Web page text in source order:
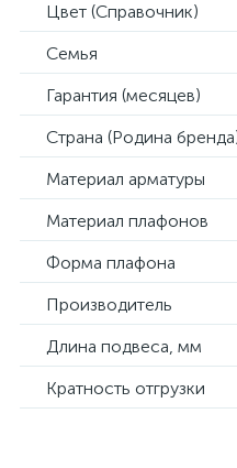
Цвет (Справочник)
Семья
Гарантия (месяцев)
Страна (Родина
Материал арматуры
Материал плафонов
Форма плафона
Производитель
Длина подвеса, мм
Кратность отгрузки